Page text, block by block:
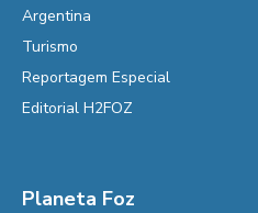
Argentina
Turismo
Reportagem Especial
Editorial H2FOZ
Planeta Foz